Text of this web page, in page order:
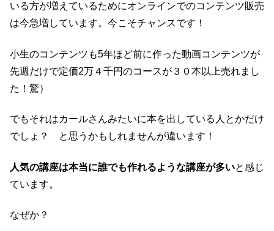
いる方が増えているためにオンラインでのコンテンツ販売
は今急増しています。今こそチャンスです！
小生のコンテンツも5年ほど前に作った動画コンテンツが
先週だけで定価2万４千円のコースが３０本以上売れまし
た！驚）
でもそれはカールさんみたいに本を出している人とかだけ
でしょ？ と思うかもしれませんが違います！
人気の講座は本当に誰でも作れるような講座が多いと感じ
ています。
なぜか？